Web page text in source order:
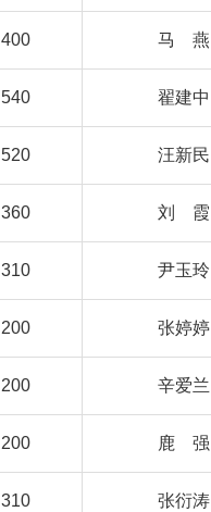
400 马 燕
540 翟建中
520 汪新民
360 刘 霞
310 尹玉玲
200 张婷婷
200 辛爱兰
200 鹿 强
310 张衍涛